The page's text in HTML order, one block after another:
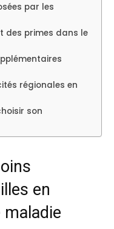
par les
des primes dans le
régionales en
son
en
maladie